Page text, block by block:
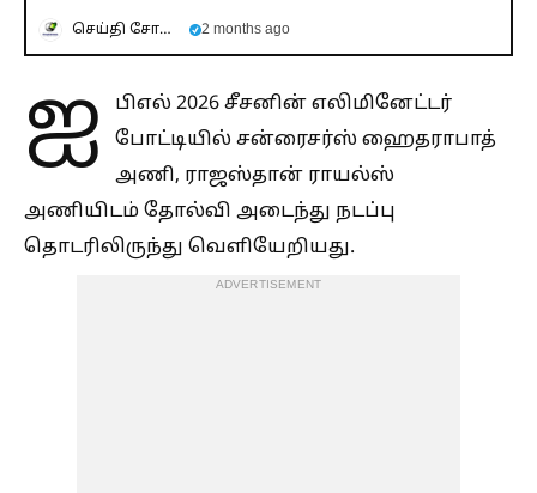
செய்தி சோலை 2 months ago
ஐ
பிஎல் 2026 சீசனின் எலிமினேட்டர்
போட்டியில் சன்ரைசர்ஸ் ஹைதராபாத்
அணி, ராஜஸ்தான் ராயல்ஸ்
அணியிடம் தோல்வி அடைந்து நடப்பு
தொடரிலிருந்து வெளியேறியது.
ADVERTISEMENT